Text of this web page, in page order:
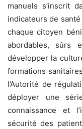
manuels s’inscrit
indicateurs de
chaque citoyen
abordables, sûrs
développer la
formations
l’Autorité de
déployer une
connaissance et
sécurité des